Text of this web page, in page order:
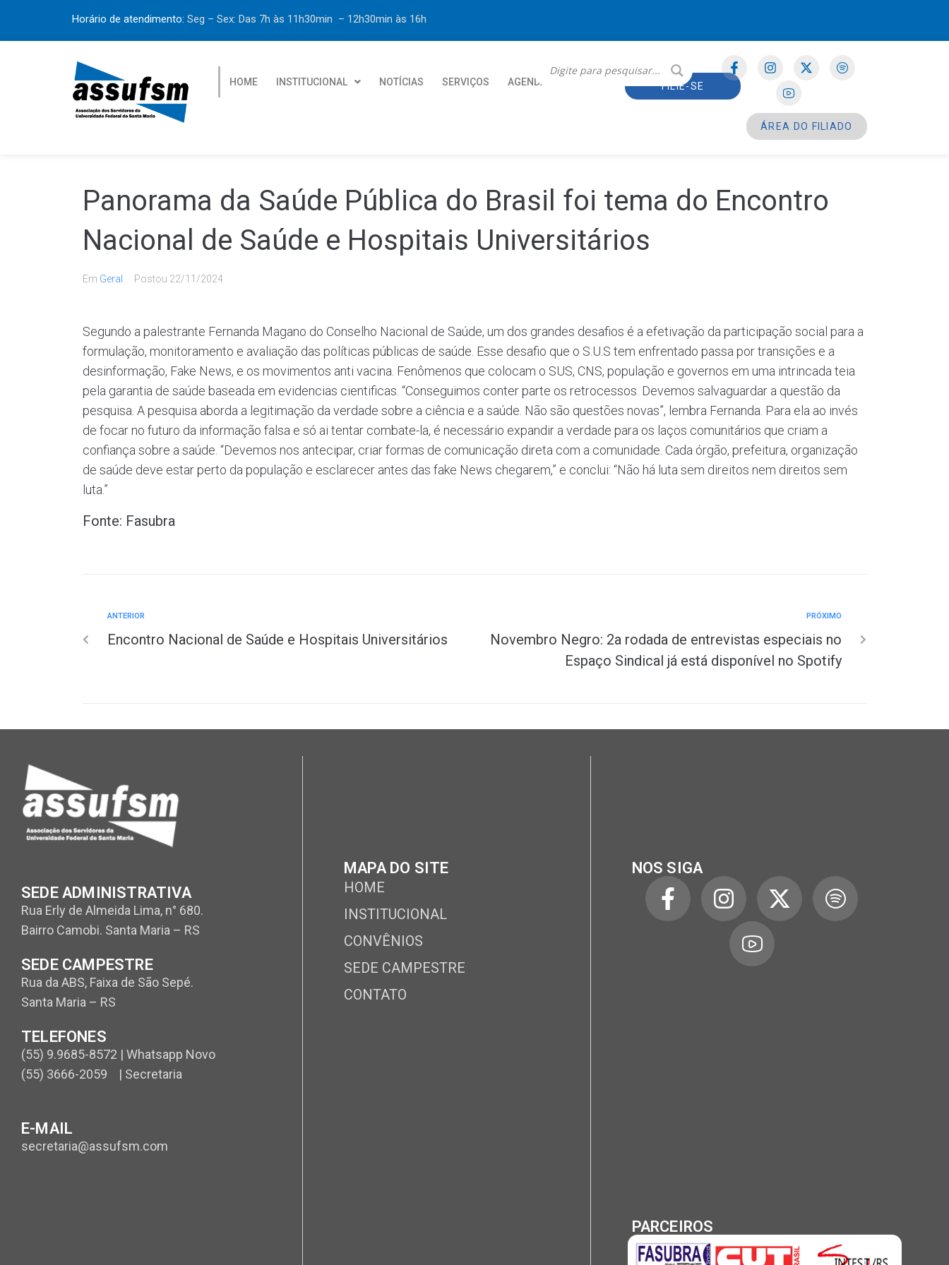
Horário de atendimento: Seg – Sex: Das 7h às 11h30min – 12h30min às 16h
HOME INSTITUCIONAL NOTÍCIAS SERVIÇOS AGENDA FILIE-SE
ÁREA DO FILIADO
Panorama da Saúde Pública do Brasil foi tema do Encontro
Nacional de Saúde e Hospitais Universitários
Em Geral Postou 22/11/2024
Segundo a palestrante Fernanda Magano do Conselho Nacional de Saúde, um dos grandes desafios é a efetivação da participação social para a
formulação, monitoramento e avaliação das políticas públicas de saúde. Esse desafio que o S.U.S tem enfrentado passa por transições e a
desinformação, Fake News, e os movimentos anti vacina. Fenômenos que colocam o SUS, CNS, população e governos em uma intrincada teia
pela garantia de saúde baseada em evidencias cientificas. “Conseguimos conter parte os retrocessos. Devemos salvaguardar a questão da
pesquisa. A pesquisa aborda a legitimação da verdade sobre a ciência e a saúde. Não são questões novas”, lembra Fernanda. Para ela ao invés
de focar no futuro da informação falsa e só ai tentar combate-la, é necessário expandir a verdade para os laços comunitários que criam a
confiança sobre a saúde. “Devemos nos antecipar, criar formas de comunicação direta com a comunidade. Cada órgão, prefeitura, organização
de saúde deve estar perto da população e esclarecer antes das fake News chegarem,” e conclui: “Não há luta sem direitos nem direitos sem
luta.”
Fonte: Fasubra
ANTERIOR
Encontro Nacional de Saúde e Hospitais Universitários
PRÓXIMO
Novembro Negro: 2a rodada de entrevistas especiais no
Espaço Sindical já está disponível no Spotify
SEDE ADMINISTRATIVA
Rua Erly de Almeida Lima, n° 680.
Bairro Camobi. Santa Maria – RS
SEDE CAMPESTRE
Rua da ABS, Faixa de São Sepé.
Santa Maria – RS
TELEFONES
(55) 9.9685-8572 | Whatsapp Novo
(55) 3666-2059 | Secretaria
E-MAIL
secretaria@assufsm.com
MAPA DO SITE
HOME
INSTITUCIONAL
CONVÊNIOS
SEDE CAMPESTRE
CONTATO
NOS SIGA
PARCEIROS